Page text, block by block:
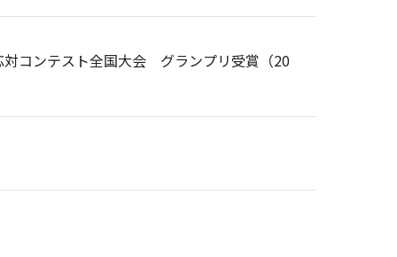
対コンテスト全国大会 グランプリ受賞（20